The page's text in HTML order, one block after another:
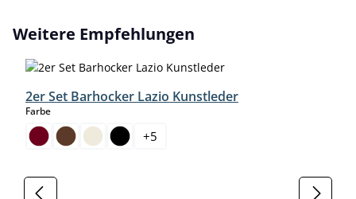
Produktgalerie überspringen
Weitere Empfehlungen
2er Set Barhocker Lazio Kunstleder
Farbeauswählen
+5